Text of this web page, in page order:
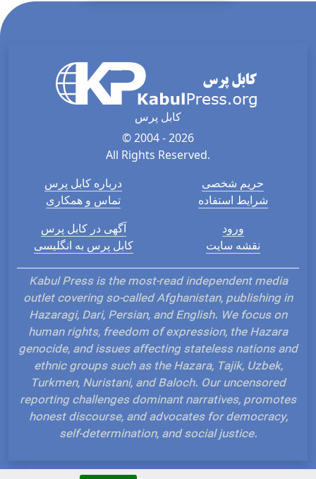
کابل پرس
© 2004 - 2026
All Rights Reserved.
درباره کابل پرس
تماس و همکاری
حریم شخصی
شرایط استفاده
آگهی در کابل پرس
کابل پرس به انگلیسی
ورود
نقشه سایت
Kabul Press is the most-read independent media
outlet covering so-called Afghanistan, publishing in
Hazaragi, Dari, Persian, and English. We focus on
human rights, freedom of expression, the Hazara
genocide, and issues affecting stateless nations and
ethnic groups such as the Hazara, Tajik, Uzbek,
Turkmen, Nuristani, and Baloch. Our uncensored
reporting challenges dominant narratives, promotes
honest discourse, and advocates for democracy,
self-determination, and social justice.